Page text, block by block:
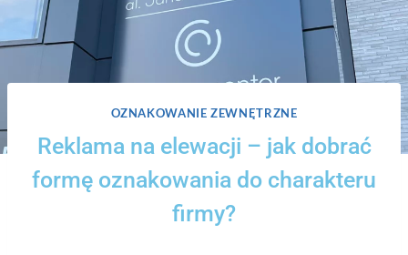
OZNAKOWANIE ZEWNĘTRZNE
Reklama na elewacji – jak dobrać
formę oznakowania do charakteru
firmy?